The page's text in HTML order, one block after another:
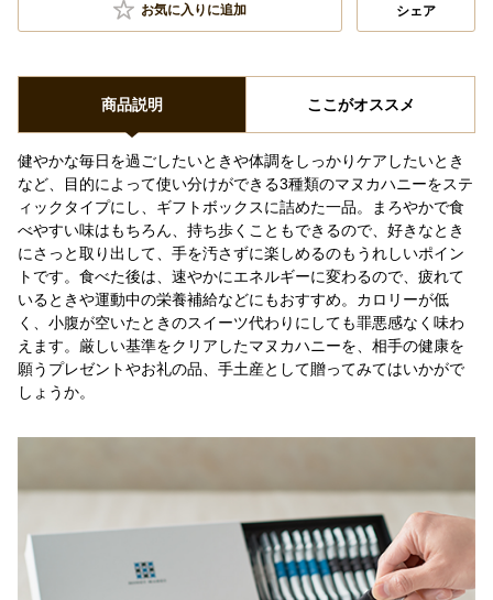
お気に入りに追加 シェア
商品説明 ここがオススメ
健やかな毎日を過ごしたいときや体調をしっかりケアしたいとき
など、目的によって使い分けができる3種類のマヌカハニーをステ
ィックタイプにし、ギフトボックスに詰めた一品。まろやかで食
べやすい味はもちろん、持ち歩くこともできるので、好きなとき
にさっと取り出して、手を汚さずに楽しめるのもうれしいポイン
トです。食べた後は、速やかにエネルギーに変わるので、疲れて
いるときや運動中の栄養補給などにもおすすめ。カロリーが低
く、小腹が空いたときのスイーツ代わりにしても罪悪感なく味わ
えます。厳しい基準をクリアしたマヌカハニーを、相手の健康を
願うプレゼントやお礼の品、手土産として贈ってみてはいかがで
しょうか。